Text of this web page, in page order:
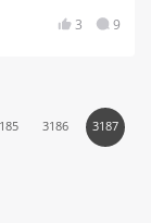
3 9
3186 3187